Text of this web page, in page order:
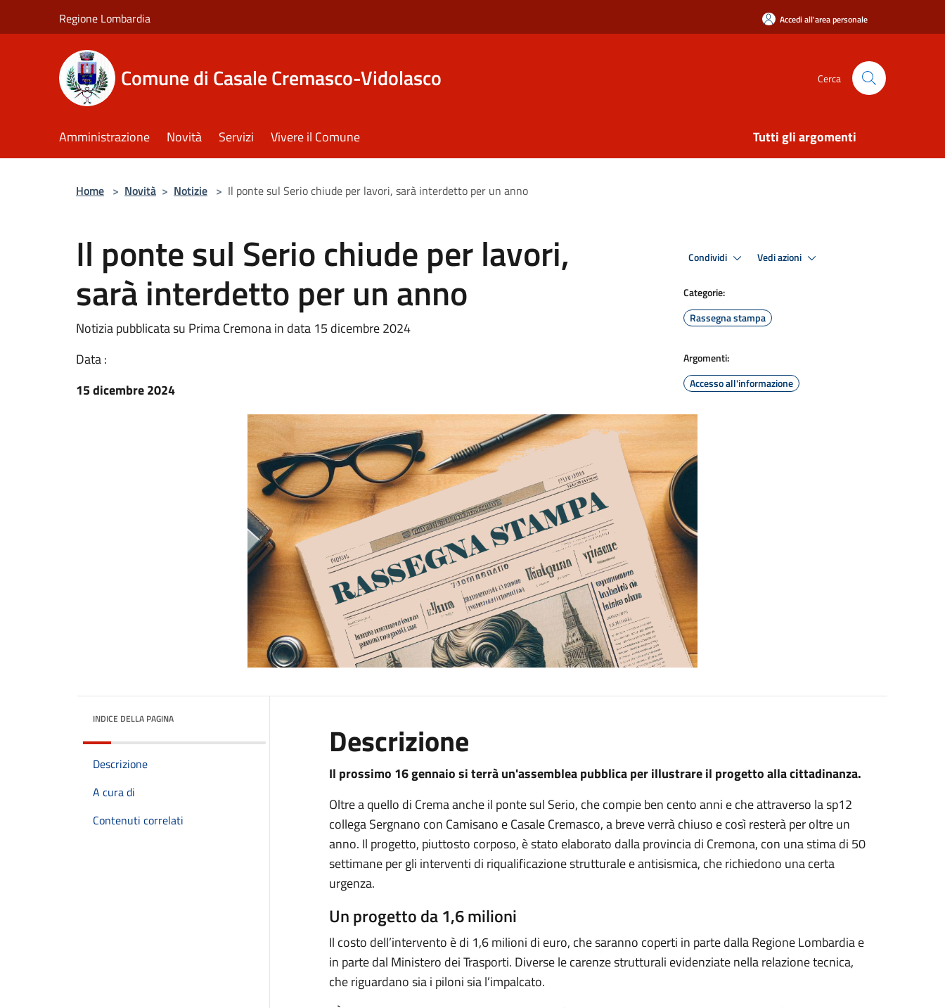
Regione Lombardia Accedi all'area personale
Comune di Casale Cremasco-Vidolasco Cerca
Amministrazione Novità Servizi Vivere il Comune Tutti gli argomenti
Home > Novità > Notizie > Il ponte sul Serio chiude per lavori, sarà interdetto per un anno
Il ponte sul Serio chiude per lavori,
sarà interdetto per un anno
Notizia pubblicata su Prima Cremona in data 15 dicembre 2024
Data :
15 dicembre 2024
Condividi Vedi azioni
Categorie:
Rassegna stampa
Argomenti:
Accesso all'informazione
INDICE DELLA PAGINA
Descrizione
A cura di
Contenuti correlati
Descrizione
Il prossimo 16 gennaio si terrà un'assemblea pubblica per illustrare il progetto alla cittadinanza.
Oltre a quello di Crema anche il ponte sul Serio, che compie ben cento anni e che attraverso la sp12
collega Sergnano con Camisano e Casale Cremasco, a breve verrà chiuso e così resterà per oltre un
anno. Il progetto, piuttosto corposo, è stato elaborato dalla provincia di Cremona, con una stima di 50
settimane per gli interventi di riqualificazione strutturale e antisismica, che richiedono una certa
urgenza.
Un progetto da 1,6 milioni
Il costo dell’intervento è di 1,6 milioni di euro, che saranno coperti in parte dalla Regione Lombardia e
in parte dal Ministero dei Trasporti. Diverse le carenze strutturali evidenziate nella relazione tecnica,
che riguardano sia i piloni sia l’impalcato.